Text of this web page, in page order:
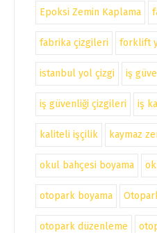
Epoksi Zemin Kaplama
fabrika çizgileri forklift
istanbul yol çizgi iş
iş güvenliği çizgileri iş
kaliteli işçilik kaymaz
okul bahçesi boyama
otopark boyama
otopark düzenleme